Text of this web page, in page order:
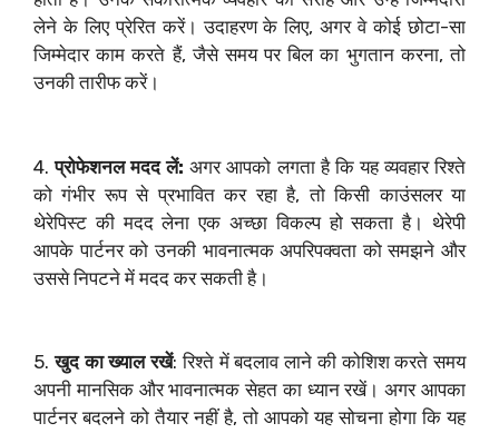
लेने के लिए प्रेरित करें। उदाहरण के लिए, अगर वे कोई छोटा-सा
जिम्मेदार काम करते हैं, जैसे समय पर बिल का भुगतान करना, तो
उनकी तारीफ करें।
4.प्रोफेशनल मदद लें: अगर आपको लगता है कि यह व्यवहार रिश्ते
को गंभीर रूप से प्रभावित कर रहा है, तो किसी काउंसलर या
थेरेपिस्ट की मदद लेना एक अच्छा विकल्प हो सकता है। थेरेपी
आपके पार्टनर को उनकी भावनात्मक अपरिपक्वता को समझने और
उससे निपटने में मदद कर सकती है।
5.खुद का ख्याल रखें: रिश्ते में बदलाव लाने की कोशिश करते समय
अपनी मानसिक और भावनात्मक सेहत का ध्यान रखें। अगर आपका
पार्टनर बदलने को तैयार नहीं है, तो आपको यह सोचना होगा कि यह